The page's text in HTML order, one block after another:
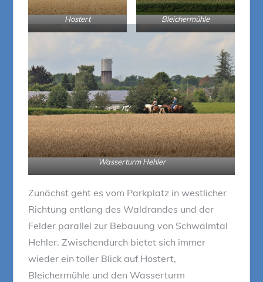
Hostert Bleichermühle
Wasserturm Hehler
Zunächst geht es vom Parkplatz in westlicher
Richtung entlang des Waldrandes und der
Felder parallel zur Bebauung von Schwalmtal
Hehler. Zwischendurch bietet sich immer
wieder ein toller Blick auf Hostert,
Bleichermühle und den Wasserturm